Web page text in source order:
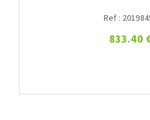
Ref :
833.40